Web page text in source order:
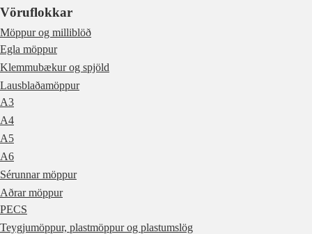
Vöruflokkar
Möppur og milliblöð
Egla möppur
Klemmubækur og spjöld
Lausblaðamöppur
A3
A4
A5
A6
Sérunnar möppur
Aðrar möppur
PECS
Teygjumöppur, plastmöppur og plastumslög